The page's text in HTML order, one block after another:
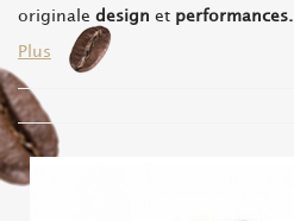
originale design et performances.
Plus